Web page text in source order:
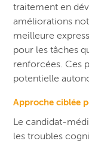
traitement en
améliorations
meilleure
pour les tâches
renforcées. Ces
potentielle
Approche ciblée
Le candidat-
les troubles